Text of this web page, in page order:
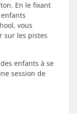
En le fixant
vous
sur les pistes
enfants à se
session de